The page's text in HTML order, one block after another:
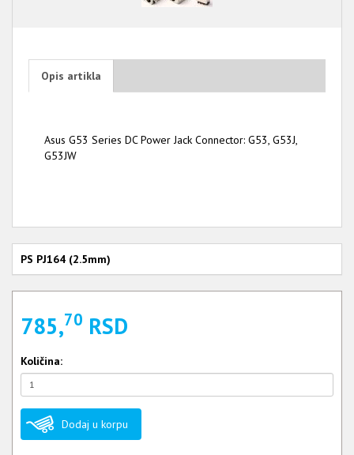
Opis artikla
Asus G53 Series DC Power Jack Connector: G53, G53J,
G53JW
PS PJ164 (2.5mm)
785,70 RSD
Količina:
Dodaj u korpu